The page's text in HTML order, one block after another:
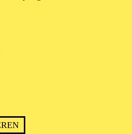
in Wien geboren und erhielt